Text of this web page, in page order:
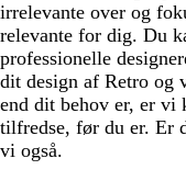
irrelevante over og
relevante for dig. Du
professionelle
dit design af Retro og
end dit behov er, er
tilfredse, før du er. Er
vi også.